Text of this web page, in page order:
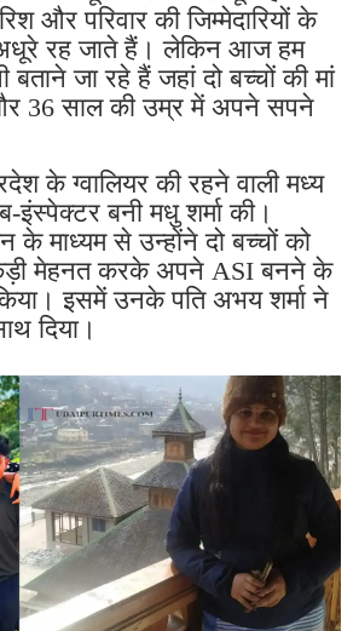
और परिवार की जिम्मेदारियों के
रह जाते हैं। लेकिन आज हम
जा रहे हैं जहां दो बच्चों की मां
36 साल की उम्र में अपने सपने
के ग्वालियर की रहने वाली मध्य
बनी मधु शर्मा की।
माध्यम से उन्होंने दो बच्चों को
मेहनत करके अपने ASI बनने के
इसमें उनके पति अभय शर्मा ने
दिया।